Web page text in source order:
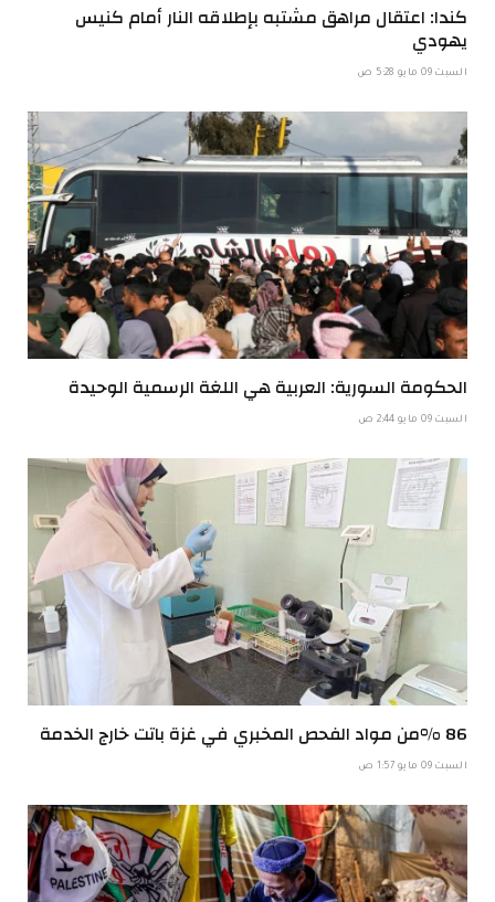
كندا: اعتقال مراهق مشتبه بإطلاقه النار أمام كنيس
يهودي
السبت 09 مايو 5:28 ص
الحكومة السورية: العربية هي اللغة الرسمية الوحيدة
السبت 09 مايو 2:44 ص
86 %من مواد الفحص المخبري في غزة باتت خارج الخدمة
السبت 09 مايو 1:57 ص